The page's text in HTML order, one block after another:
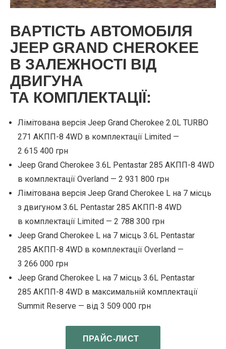
ВАРТІСТЬ АВТОМОБІЛЯ
JEEP GRAND CHEROKEE
В ЗАЛЕЖНОСТІ ВІД
ДВИГУНА
ТА КОМПЛЕКТАЦІЇ:
Лімітована версія Jeep Grand Cherokee 2.0L TURBO
271 АКПП-8 4WD в комплектації Limited —
2 615 400 грн
Jeep Grand Cherokee 3.6L Pentastar 285 АКПП-8 4WD
в комплектації Overland — 2 931 800 грн
Лімітована версія Jeep Grand Cherokee L на 7 місць
з двигуном 3.6L Pentastar 285 АКПП-8 4WD
в комплектації Limited — 2 788 300 грн
Jeep Grand Cherokee L на 7 місць 3.6L Pentastar
285 АКПП-8 4WD в комплектації Overland —
3 266 000 грн
Jeep Grand Cherokee L на 7 місць 3.6L Pentastar
285 АКПП-8 4WD в максимальній комплектації
Summit Reserve — від 3 509 000 грн
ПРАЙС-ЛИСТ